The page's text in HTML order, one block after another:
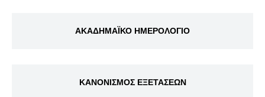
ΑΚΑΔΗΜΑΪΚΟ ΗΜΕΡΟΛΟΓΙΟ
ΚΑΝΟΝΙΣΜΟΣ ΕΞΕΤΑΣΕΩΝ